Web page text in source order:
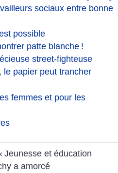
sociaux entre bonne
possible
patte blanche !
street-fighteuse
le papier peut trancher
femmes et pour les
Jeunesse et éducation
a amorcé